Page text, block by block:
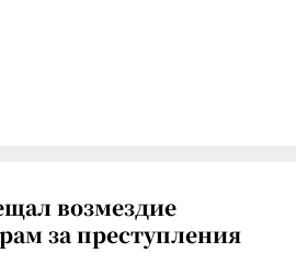
возмездие
за преступления